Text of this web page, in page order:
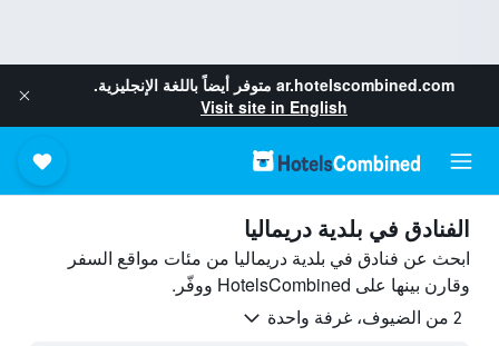
ar.hotelscombined.com متوفر أيضاً باللغة الإنجليزية.
Visit site in English
الفنادق في بلدية دريماليا
ابحث عن فنادق في بلدية دريماليا من مئات مواقع السفر
وقارن بينها على HotelsCombined ووفّر.
2 من الضيوف، غرفة واحدة